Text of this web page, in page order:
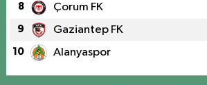
8 Çorum FK
9 Gaziantep FK
10 Alanyaspor